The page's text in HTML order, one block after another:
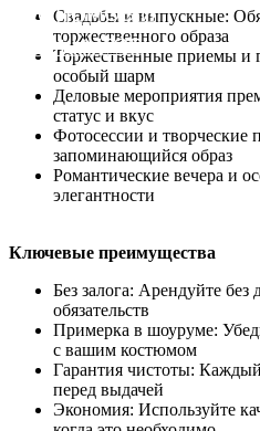
КОСТЮМОВ И
СМОКИНГОВ
Свадьбы и выпускные:
торжественного образа
Торжественные приемы и
особый шарм
Деловые мероприятия
статус и вкус
Фотосессии и творческие
запоминающийся образ
Романтические вечера и
элегантности
Ключевые преимущества
Без залога: Арендуйте
обязательств
Примерка в шоуруме:
с вашим костюмом
Гарантия чистоты:
перед выдачей
Экономия: Используйте